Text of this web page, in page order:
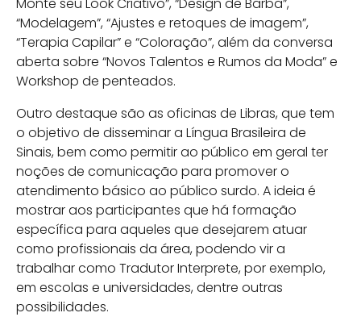
“Modelagem”, “Ajustes e retoques de imagem”,
“Terapia Capilar” e “Coloração”, além da conversa
aberta sobre “Novos Talentos e Rumos da Moda” e
Workshop de penteados.
Outro destaque são as oficinas de Libras, que tem
o objetivo de disseminar a Língua Brasileira de
Sinais, bem como permitir ao público em geral ter
noções de comunicação para promover o
atendimento básico ao público surdo. A ideia é
mostrar aos participantes que há formação
específica para aqueles que desejarem atuar
como profissionais da área, podendo vir a
trabalhar como Tradutor Interprete, por exemplo,
em escolas e universidades, dentre outras
possibilidades.